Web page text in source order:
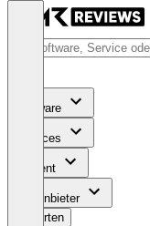
Software
Services
Content
Für Anbieter
Bewerten